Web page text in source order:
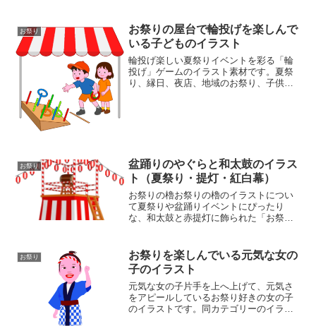
お祭り
お祭りの屋台で輪投げを楽しんで
いる子どものイラスト
輪投げ楽しい夏祭りイベントを彩る「輪
投げ」ゲームのイラスト素材です。夏祭
り、縁日、夜店、地域のお祭り、子供会
お祭り
盆踊りのやぐらと和太鼓のイラス
ト（夏祭り・提灯・紅白幕）
お祭りの櫓お祭りの櫓のイラストについ
て夏祭りや盆踊りイベントにぴったり
な、和太鼓と赤提灯に飾られた「お祭り
かれており、夏の地域イベント、自治体
のお祭り、納涼祭、幼稚園・...
お祭り
お祭りを楽しんでいる元気な女の
子のイラスト
元気な女の子片手を上へ上げて、元気さ
をアピールしているお祭り好きの女の子
のイラストです。同カテゴリーのイラス